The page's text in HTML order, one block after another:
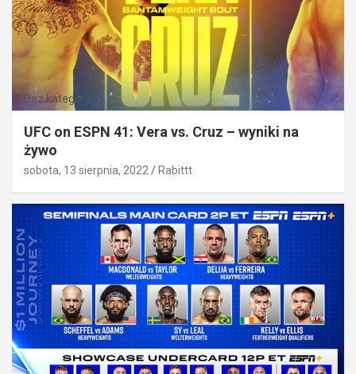
Bez kategorii
UFC on ESPN 41: Vera vs. Cruz – wyniki na
żywo
sobota, 13 sierpnia, 2022 Rabittt